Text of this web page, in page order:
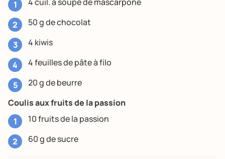
50 g de chocolat
4 kiwis
4 feuilles de pâte à filo
20 g de beurre
Coulis aux fruits de la passion
10 fruits de la passion
60 g de sucre